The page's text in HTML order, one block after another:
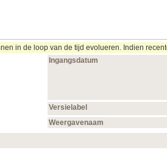
in de loop van de tijd evolueren. Indien
Ingangsdatum
Versielabel
Weergavenaam